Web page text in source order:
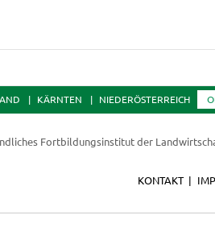
KÄRNTEN NIEDERÖSTERREICH
Fortbildungsinstitut der
KONTAKT